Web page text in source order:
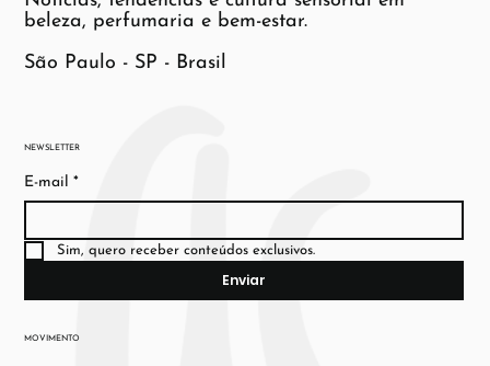
NEWSLETTER
E-mail *
Sim, quero receber conteúdos exclusivos.
Enviar
MOVIMENTO
beleza, perfumaria e bem-estar.
São Paulo - SP - Brasil